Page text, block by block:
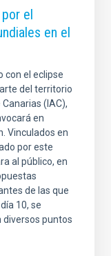
el
en el
con el eclipse
del territorio
(IAC),
en
Vinculados en
por este
al público, en
de las que
10, se
diversos puntos